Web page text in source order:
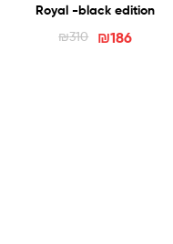
Royal -black edition
₪310 ₪186